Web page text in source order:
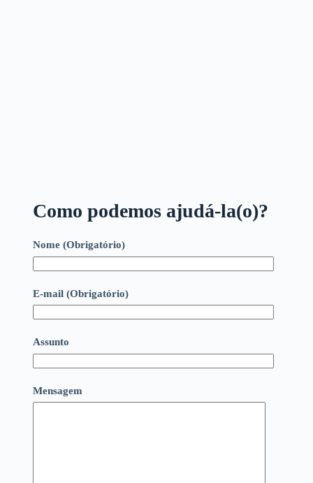
Como podemos ajudá-la(o)?
Nome (Obrigatório)
E-mail (Obrigatório)
Assunto
Mensagem